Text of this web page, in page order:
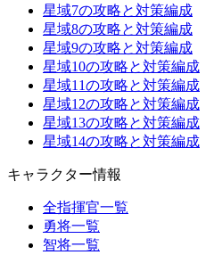
星域7の攻略と対策編成
星域8の攻略と対策編成
星域9の攻略と対策編成
星域10の攻略と対策編成
星域11の攻略と対策編成
星域12の攻略と対策編成
星域13の攻略と対策編成
星域14の攻略と対策編成
キャラクター情報
全指揮官一覧
勇将一覧
智将一覧